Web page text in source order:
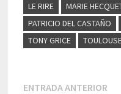
LE RIRE
MARIE
PATRICIO DEL CASTAÑO
TONY GRICE
ENTRADA ANTERIOR